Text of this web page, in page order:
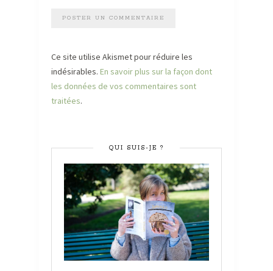
Ce site utilise Akismet pour réduire les
indésirables. En savoir plus sur la façon dont
les données de vos commentaires sont
traitées.
QUI SUIS-JE ?